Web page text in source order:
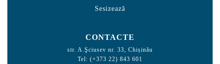
Sesizează
CONTACTE
str. A.Şciusev nr. 33, Chișinău
Tel: (+373 22) 843 601